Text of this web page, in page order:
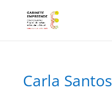
Carla Santos